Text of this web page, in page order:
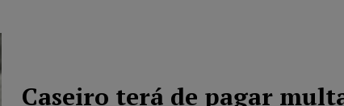
Caseiro terá de pagar